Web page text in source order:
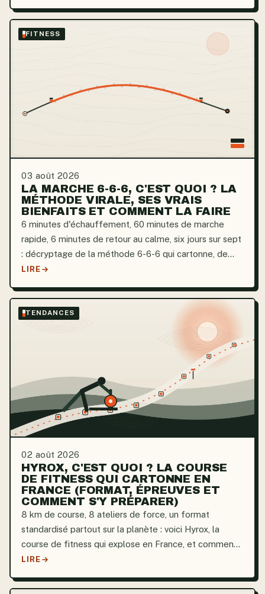
FITNESS
03 août 2026
LA MARCHE 6-6-6, C'EST QUOI ? LA
MÉTHODE VIRALE, SES VRAIS
BIENFAITS ET COMMENT LA FAIRE
6 minutes d'échauffement, 60 minutes de marche
rapide, 6 minutes de retour au calme, six jours sur sept
: décryptage de la méthode 6-6-6 qui cartonne, de
ses bienfaits réels et de la bonne façon de s'y mettre.
LIRE
TENDANCES
02 août 2026
HYROX, C'EST QUOI ? LA COURSE
DE FITNESS QUI CARTONNE EN
FRANCE (FORMAT, ÉPREUVES ET
COMMENT S'Y PRÉPARER)
8 km de course, 8 ateliers de force, un format
standardisé partout sur la planète : voici Hyrox, la
course de fitness qui explose en France, et comment
vous y mettre.
LIRE